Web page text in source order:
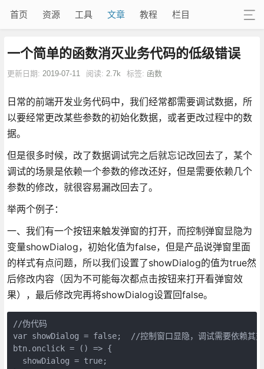
首页 资源 工具 文章 教程 栏目
一个简单的函数消灭业务代码的低级错误
更新日期: 2019-07-11 阅读: 2.7k 标签: 函数
日常的前端开发业务代码中，我们经常都需要调试数据，所
以要经常更改某些参数的初始化数据，或者更改过程中的数
据。
但是很多时候，改了数据调试完之后就忘记改回去了，某个
调试的场景是依赖一个参数的修改还好，但是需要依赖几个
参数的修改，就很容易漏改回去了。
举两个例子：
一、我们有一个按钮来触发弹窗的打开，而控制弹窗显隐为
变量showDialog，初始化值为false，但是产品说弹窗里面
的样式有点问题，所以我们设置了showDialog的值为true然
后修改内容（因为不可能每次都点击按钮来打开看弹窗效
果），最后修改完再将showDialog设置回false。
//伪代码
var showDialog = false;  //控制窗口显隐，调试需要依赖其变
btn.onclick = () => {
  showDialog = true;